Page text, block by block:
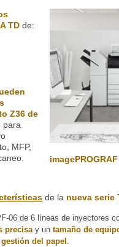
TD de:
Z36 de
para
MFP,
de la nueva serie
06 de 6 líneas de inyectores
precisay un tamaño de
del papel .